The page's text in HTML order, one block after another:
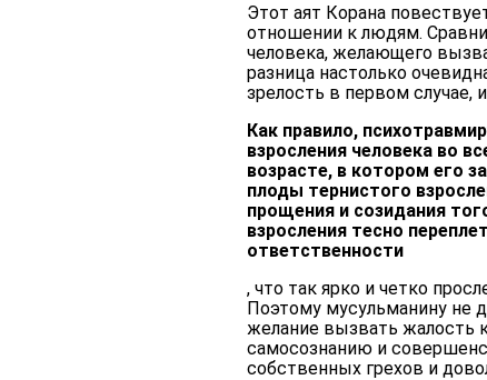
Этот аят Корана
отношении к людям.
человека, желающего
разница настолько
зрелость в первом случае,
Как правило,
взросления человека во
возрасте, в котором его
плоды тернистого
прощения и созидания
взросления тесно
ответственности
, что так ярко и четко
Поэтому мусульманину не
желание вызвать жалость
самосознанию и
собственных грехов и